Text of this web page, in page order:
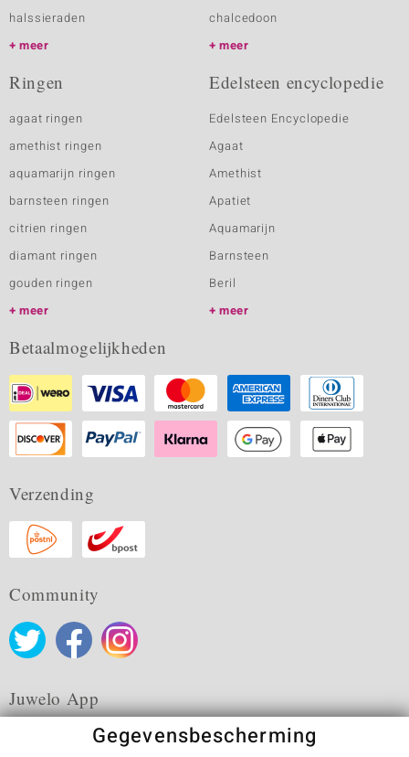
halssieraden
meer
chalcedoon
meer
Ringen
agaat ringen
amethist ringen
aquamarijn ringen
barnsteen ringen
citrien ringen
diamant ringen
gouden ringen
meer
Edelsteen encyclopedie
Edelsteen Encyclopedie
Agaat
Amethist
Apatiet
Aquamarijn
Barnsteen
Beril
meer
Betaalmogelijkheden
Verzending
Community
Juwelo App
Gegevensbescherming